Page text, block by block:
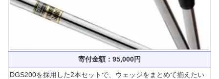
寄付金額：95,000円
DGS200を採用した2本セットで、ウェッジをまとめて揃えたい